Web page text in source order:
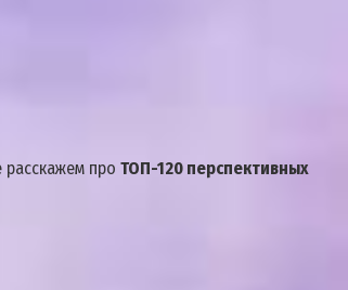
про ТОП-120 перспективных